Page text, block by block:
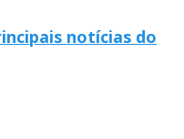
notícias do